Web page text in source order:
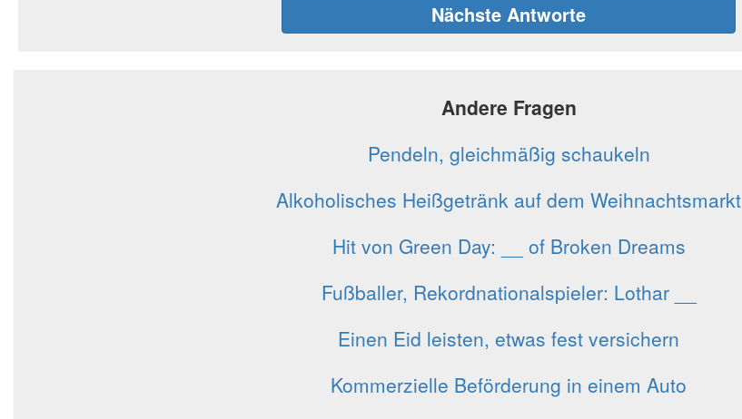
Nächste Antworte
Andere Fragen
Pendeln, gleichmäßig schaukeln
Alkoholisches Heißgetränk auf dem Weihnachtsmarkt
Hit von Green Day: __ of Broken Dreams
Fußballer, Rekordnationalspieler: Lothar __
Einen Eid leisten, etwas fest versichern
Kommerzielle Beförderung in einem Auto